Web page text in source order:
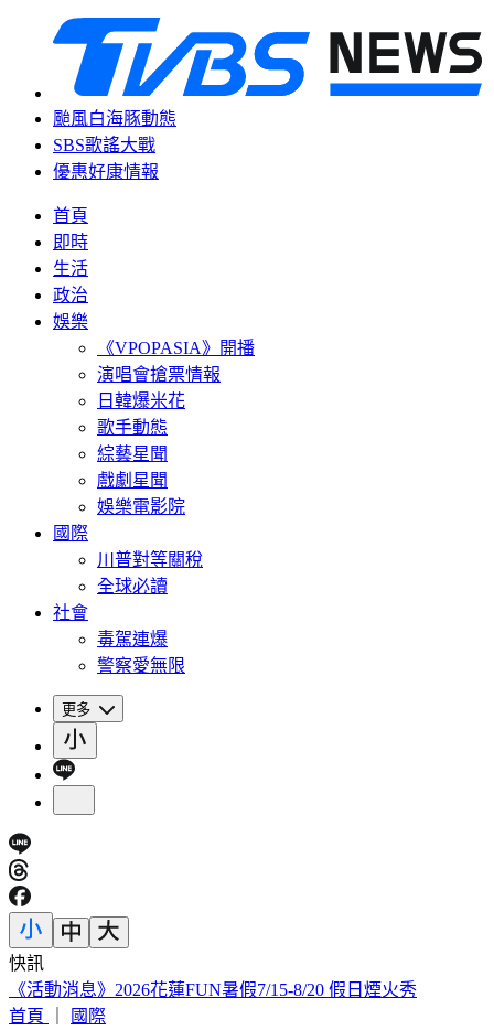
颱風白海豚動態
SBS歌謠大戰
優惠好康情報
首頁
即時
生活
政治
娛樂
《VPOPASIA》開播
演唱會搶票情報
日韓爆米花
歌手動態
綜藝星聞
戲劇星聞
娛樂電影院
國際
川普對等關稅
全球必讀
社會
毒駕連爆
警察愛無限
更多
快訊
納坦雅胡拒絕川普「加薩計畫」：哈瑪斯繳械才撤軍
首頁
國際